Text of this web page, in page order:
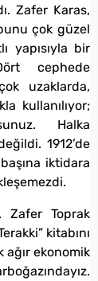
Zafer Karas,
çok güzel
yapısıyla bir
cephede
uzaklarda,
kullanılıyor;
Halka
1912’de
iktidara
Zafer Toprak
kitabını
ekonomik